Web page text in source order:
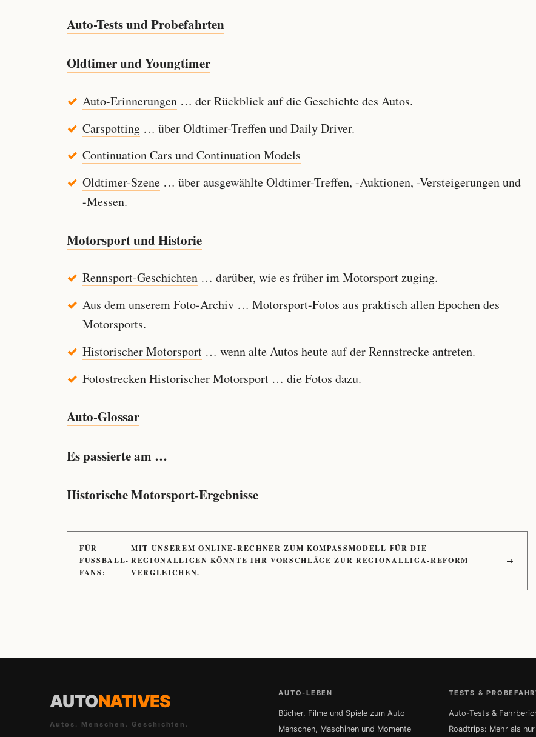
Auto-Tests und Probefahrten
Oldtimer und Youngtimer
Auto-Erinnerungen… der Rückblick auf die Geschichte des Autos.
Carspotting… über Oldtimer-Treffen und Daily Driver.
Continuation Cars und Continuation Models
Oldtimer-Szene… über ausgewählte Oldtimer-Treffen, -Auktionen, -Versteigerungen und
-Messen.
Motorsport und Historie
Rennsport-Geschichten… darüber, wie es früher im Motorsport zuging.
Aus dem unserem Foto-Archiv… Motorsport-Fotos aus praktisch allen Epochen des
Motorsports.
Historischer Motorsport… wenn alte Autos heute auf der Rennstrecke antreten.
Fotostrecken Historischer Motorsport… die Fotos dazu.
Auto-Glossar
Es passierte am …
Historische Motorsport-Ergebnisse
FÜR
FUSSBALL-
FANS:
MIT UNSEREM ONLINE-RECHNER ZUM KOMPASSMODELL FÜR DIE
REGIONALLIGEN KÖNNTE IHR VORSCHLÄGE ZUR REGIONALLIGA-REFORM
VERGLEICHEN.
→
AUTONATIVES
Autos. Menschen. Geschichten.
AUTO-LEBEN
Bücher, Filme und Spiele zum Auto
Menschen, Maschinen und Momente
TESTS &
Auto-Tests &
Roadtrips: Mehr als